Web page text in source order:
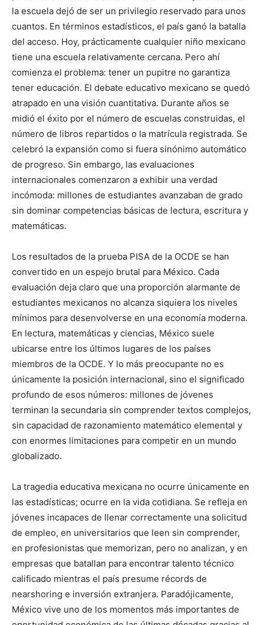
la escuela dejó de ser un privilegio reservado para unos
cuantos. En términos estadísticos, el país ganó la batalla
del acceso. Hoy, prácticamente cualquier niño mexicano
tiene una escuela relativamente cercana. Pero ahí
comienza el problema: tener un pupitre no garantiza
tener educación. El debate educativo mexicano se quedó
atrapado en una visión cuantitativa. Durante años se
midió el éxito por el número de escuelas construidas, el
número de libros repartidos o la matrícula registrada. Se
celebró la expansión como si fuera sinónimo automático
de progreso. Sin embargo, las evaluaciones
internacionales comenzaron a exhibir una verdad
incómoda: millones de estudiantes avanzaban de grado
sin dominar competencias básicas de lectura, escritura y
matemáticas.
Los resultados de la prueba PISA de la OCDE se han
convertido en un espejo brutal para México. Cada
evaluación deja claro que una proporción alarmante de
estudiantes mexicanos no alcanza siquiera los niveles
mínimos para desenvolverse en una economía moderna.
En lectura, matemáticas y ciencias, México suele
ubicarse entre los últimos lugares de los países
miembros de la OCDE. Y lo más preocupante no es
únicamente la posición internacional, sino el significado
profundo de esos números: millones de jóvenes
terminan la secundaria sin comprender textos complejos,
sin capacidad de razonamiento matemático elemental y
con enormes limitaciones para competir en un mundo
globalizado.
La tragedia educativa mexicana no ocurre únicamente en
las estadísticas; ocurre en la vida cotidiana. Se refleja en
jóvenes incapaces de llenar correctamente una solicitud
de empleo, en universitarios que leen sin comprender,
en profesionistas que memorizan, pero no analizan, y en
empresas que batallan para encontrar talento técnico
calificado mientras el país presume récords de
nearshoring e inversión extranjera. Paradójicamente,
México vive uno de los momentos más importantes de